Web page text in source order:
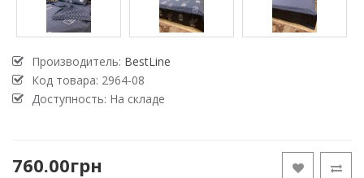
Производитель: BestLine
Код товара: 2964-08
Доступность: На складе
760.00грн